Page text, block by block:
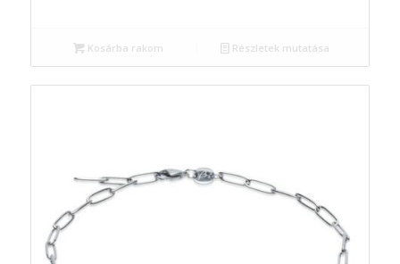
Kosárba rakom Részletek mutatása